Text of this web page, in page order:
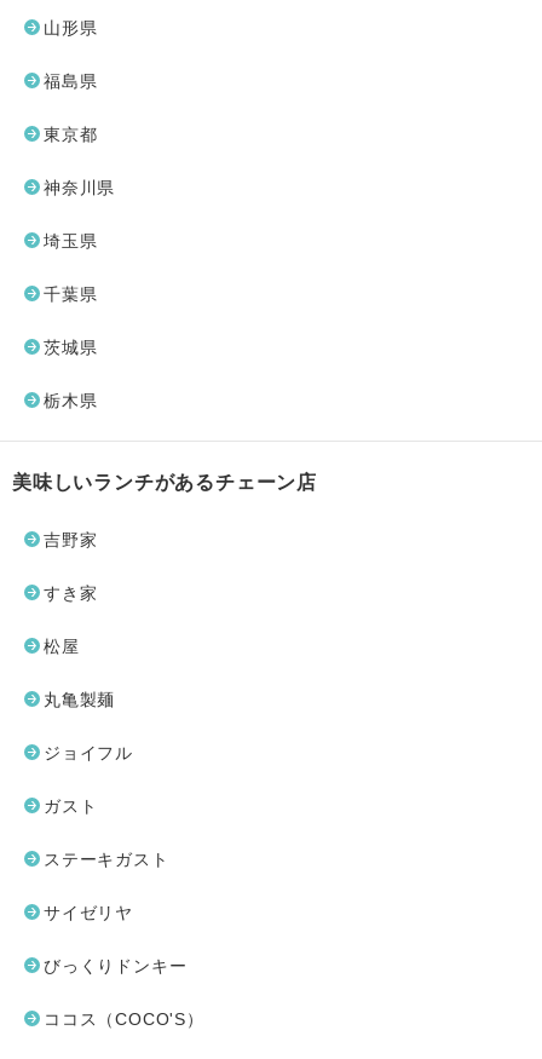
山形県
福島県
東京都
神奈川県
埼玉県
千葉県
茨城県
栃木県
美味しいランチがあるチェーン店
吉野家
すき家
松屋
丸亀製麺
ジョイフル
ガスト
ステーキガスト
サイゼリヤ
びっくりドンキー
ココス（COCO'S）